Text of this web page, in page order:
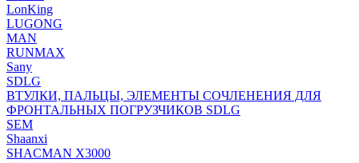
LonKing
LUGONG
MAN
RUNMAX
Sany
SDLG
ВТУЛКИ, ПАЛЬЦЫ, ЭЛЕМЕНТЫ СОЧЛЕНЕНИЯ ДЛЯ
ФРОНТАЛЬНЫХ ПОГРУЗЧИКОВ SDLG
SEM
Shaanxi
SHACMAN X3000